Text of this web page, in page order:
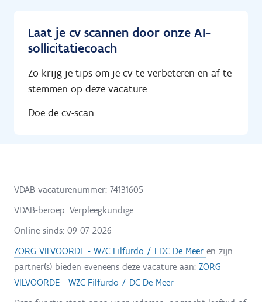
Laat je cv scannen door onze AI-
sollicitatiecoach
Zo krijg je tips om je cv te verbeteren en af te
stemmen op deze vacature.
Doe de cv-scan
VDAB-vacaturenummer: 74131605
VDAB-beroep: Verpleegkundige
Online sinds: 09-07-2026
ZORG VILVOORDE - WZC Filfurdo / LDC De Meer en zijn
partner(s) bieden eveneens deze vacature aan: ZORG
VILVOORDE - WZC Filfurdo / DC De Meer